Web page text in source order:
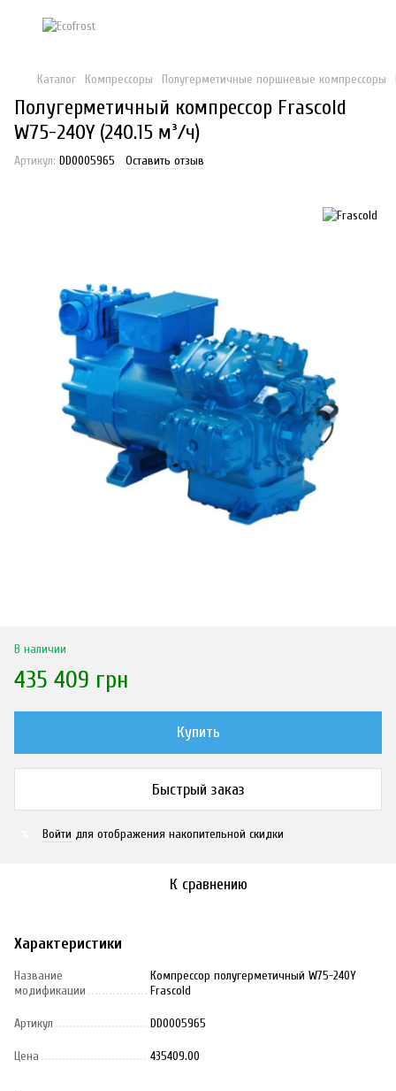
Каталог Компрессоры Полугерметичные поршневые компрессоры
Полугерметичный компрессор Frascold
W75-240Y (240.15 м³/ч)
Артикул: DD0005965 Оставить отзыв
В наличии
435 409 грн
Купить
Быстрый заказ
Войти для отображения накопительной скидки
К сравнению
Характеристики
Название
модификации
Компрессор полугерметичный W75-240Y
Frascold
Артикул DD0005965
Цена 435409.00